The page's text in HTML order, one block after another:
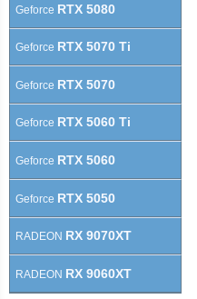
Geforce RTX 5080
Geforce RTX 5070 Ti
Geforce RTX 5070
Geforce RTX 5060 Ti
Geforce RTX 5060
Geforce RTX 5050
RADEON RX 9070XT
RADEON RX 9060XT